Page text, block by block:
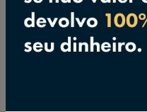
Elétricas
Autor:
US$
(+ impostos